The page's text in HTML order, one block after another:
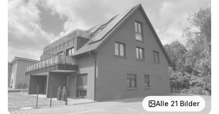
Alle 21 Bilder